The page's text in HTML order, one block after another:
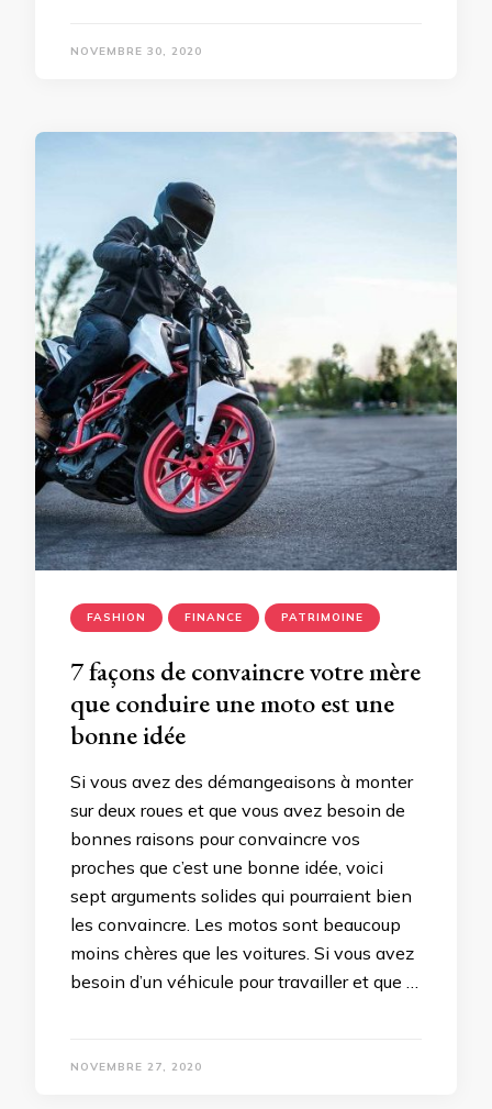
NOVEMBRE 30, 2020
FASHION FINANCE PATRIMOINE
7 façons de convaincre votre mère
que conduire une moto est une
bonne idée
Si vous avez des démangeaisons à monter
sur deux roues et que vous avez besoin de
bonnes raisons pour convaincre vos
proches que c’est une bonne idée, voici
sept arguments solides qui pourraient bien
les convaincre. Les motos sont beaucoup
moins chères que les voitures. Si vous avez
besoin d’un véhicule pour travailler et que …
NOVEMBRE 27, 2020